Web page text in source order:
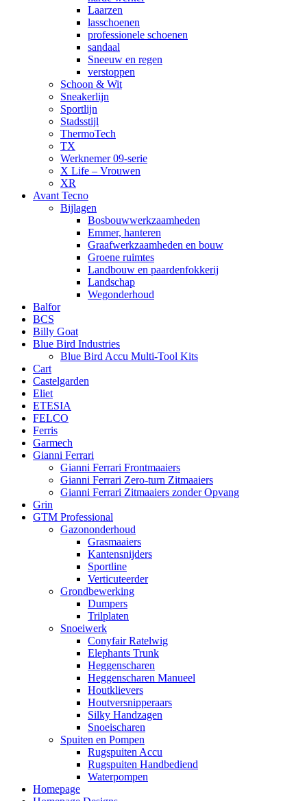
Laarzen
lasschoenen
professionele schoenen
sandaal
Sneeuw en regen
verstoppen
Schoon & Wit
Sneakerlijn
Sportlijn
Stadsstijl
ThermoTech
TX
Werknemer 09-serie
X Life – Vrouwen
XR
Avant Tecno
Bijlagen
Bosbouwwerkzaamheden
Emmer, hanteren
Graafwerkzaamheden en bouw
Groene ruimtes
Landbouw en paardenfokkerij
Landschap
Wegonderhoud
Balfor
BCS
Billy Goat
Blue Bird Industries
Blue Bird Accu Multi-Tool Kits
Cart
Castelgarden
Eliet
ETESIA
FELCO
Ferris
Garmech
Gianni Ferrari
Gianni Ferrari Frontmaaiers
Gianni Ferrari Zero-turn Zitmaaiers
Gianni Ferrari Zitmaaiers zonder Opvang
Grin
GTM Professional
Gazononderhoud
Grasmaaiers
Kantensnijders
Sportline
Verticuteerder
Grondbewerking
Dumpers
Trilplaten
Snoeiwerk
Conyfair Ratelwig
Elephants Trunk
Heggenscharen
Heggenscharen Manueel
Houtklievers
Houtversnipperaars
Silky Handzagen
Snoeischaren
Spuiten en Pompen
Rugspuiten Accu
Rugspuiten Handbediend
Waterpompen
Homepage